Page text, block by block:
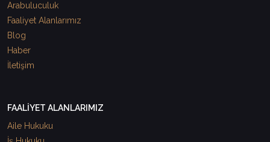
Arabuluculuk
Faaliyet Alanlarımız
Blog
Haber
İletişim
FAALİYET ALANLARIMIZ
Aile Hukuku